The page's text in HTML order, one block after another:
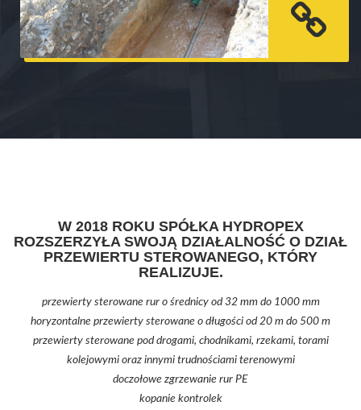
W 2018 ROKU SPÓŁKA HYDROPEX
ROZSZERZYŁA SWOJĄ DZIAŁALNOŚĆ O DZIAŁ
PRZEWIERTU STEROWANEGO, KTÓRY
REALIZUJE.
przewierty sterowane rur o średnicy od 32 mm do 1000 mm
horyzontalne przewierty sterowane o długości od 20 m do 500 m
przewierty sterowane pod drogami, chodnikami, rzekami, torami
kolejowymi oraz innymi trudnościami terenowymi
doczołowe zgrzewanie rur PE
kopanie kontrolek